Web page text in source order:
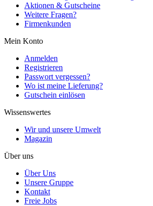
Aktionen & Gutscheine
Weitere Fragen?
Firmenkunden
Mein Konto
Anmelden
Registrieren
Passwort vergessen?
Wo ist meine Lieferung?
Gutschein einlösen
Wissenswertes
Wir und unsere Umwelt
Magazin
Über uns
Über Uns
Unsere Gruppe
Kontakt
Freie Jobs